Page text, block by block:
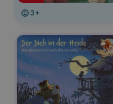
3+